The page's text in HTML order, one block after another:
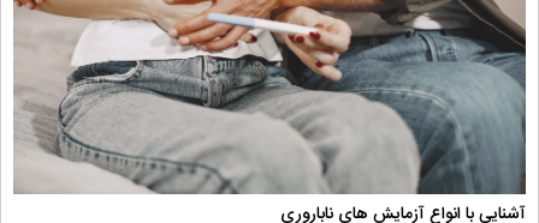
آشنایی با انواع آزمایش های ناباروری